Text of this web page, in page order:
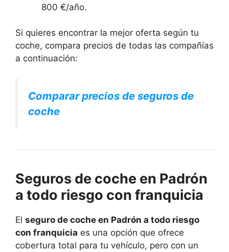
800 €/año.
Si quieres encontrar la mejor oferta según tu
coche, compara precios de todas las compañías
a continuación:
Comparar precios de seguros de
coche
Seguros de coche en Padrón
a todo riesgo con franquicia
El seguro de coche en Padrón a todo riesgo
con franquicia es una opción que ofrece
cobertura total para tu vehículo, pero con un